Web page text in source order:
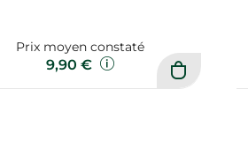
Prix moyen constaté
9,90 €